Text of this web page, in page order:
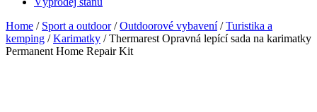
Home / Sport a outdoor/Outdoorové vybavení/Turistika a
kemping /Karimatky / Thermarest Opravná lepící sada na karimatky
Permanent Home Repair Kit